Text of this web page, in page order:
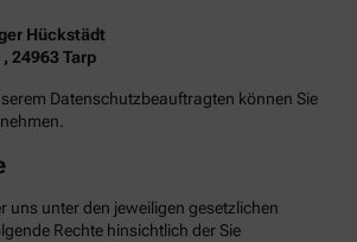
Hückstädt
24963 Tarp
Datenschutzbeauftragten können Sie
uns unter den jeweiligen gesetzlichen
Rechte hinsichtlich der Sie